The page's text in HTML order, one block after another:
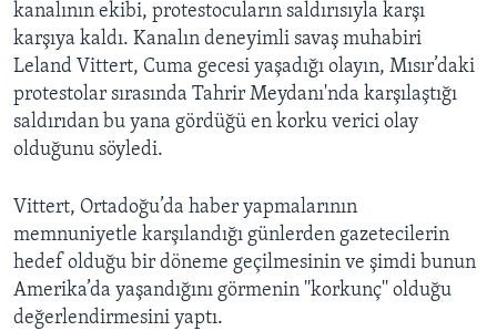
kanalının ekibi, protestocuların saldırısıyla karşı
karşıya kaldı. Kanalın deneyimli savaş muhabiri
Leland Vittert, Cuma gecesi yaşadığı olayın, Mısır’daki
protestolar sırasında Tahrir Meydanı'nda karşılaştığı
saldırıdan bu yana gördüğü en korku verici olay
olduğunu söyledi.
Vittert, Ortadoğu’da haber yapmalarının
memnuniyetle karşılandığı günlerden gazetecilerin
hedef olduğu bir döneme geçilmesinin ve şimdi bunun
Amerika’da yaşandığını görmenin ''korkunç'' olduğu
değerlendirmesini yaptı.